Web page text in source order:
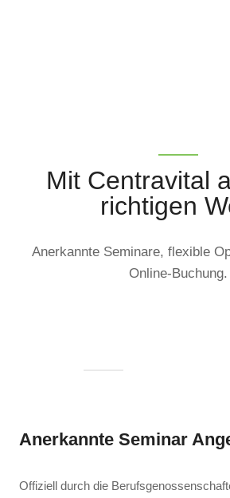
Mit Centravital
richtigen
Anerkannte Seminare, flexible
Online-Buchung.
Anerkannte Seminar
Offiziell durch die